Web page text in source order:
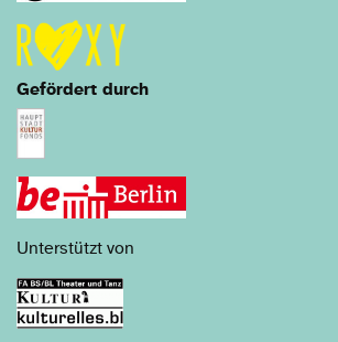
Gefördert durch
Unterstützt von